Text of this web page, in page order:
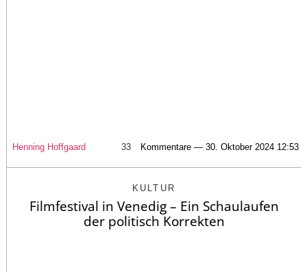
Henning Hoffgaard 33 Kommentare — 30. Oktober 2024 12:53
KULTUR
Filmfestival in Venedig – Ein Schaulaufen
der politisch Korrekten